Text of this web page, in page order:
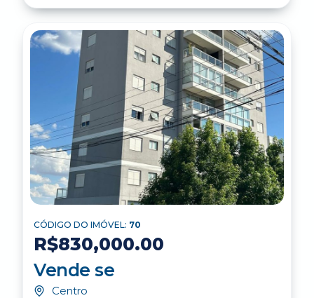
CÓDIGO DO IMÓVEL: 70
R$830,000.00
Vende se
Centro